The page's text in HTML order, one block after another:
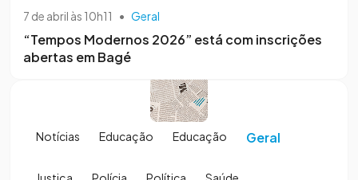
7 de abril às 10h11 • Geral
“Tempos Modernos 2026” está com inscrições
abertas em Bagé
Notícias Educação Educação Geral